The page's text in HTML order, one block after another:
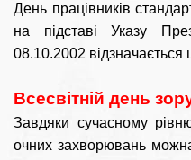
День працівників
на підставі Указу
08.10.2002
Всесвітній день
Завдяки сучасному
очних захворювань